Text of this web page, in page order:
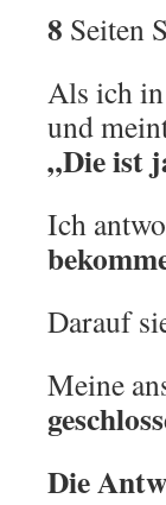
8 Seiten
Als ich
und
„Die ist
Ich
Darauf
Meine
Die